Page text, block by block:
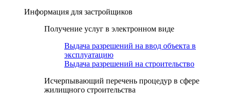
Информация для застройщиков
Получение услуг в электронном виде
Выдача разрешений на ввод объекта в
эксплуатацию
Выдача разрешений на строительство
Исчерпывающий перечень процедур в сфере
жилищного строительства